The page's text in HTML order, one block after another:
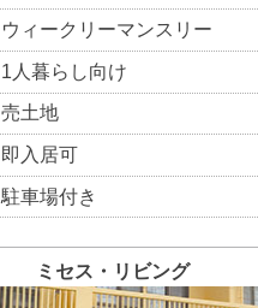
ウィークリーマンスリー
1人暮らし向け
売土地
即入居可
駐車場付き
ミセス・リビング